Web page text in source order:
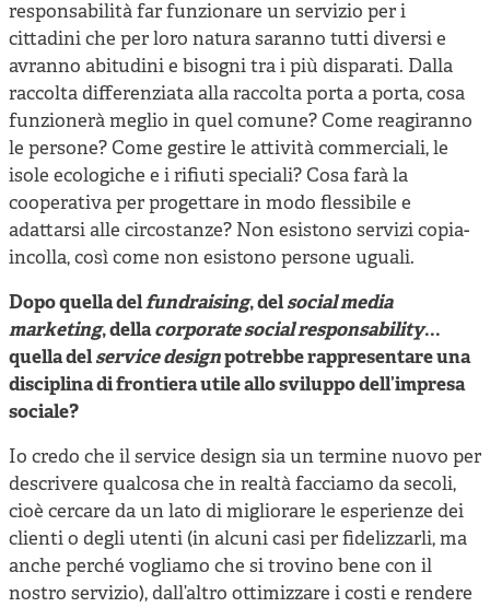
responsabilità far funzionare un servizio per i
cittadini che per loro natura saranno tutti diversi e
avranno abitudini e bisogni tra i più disparati. Dalla
raccolta differenziata alla raccolta porta a porta, cosa
funzionerà meglio in quel comune? Come reagiranno
le persone? Come gestire le attività commerciali, le
isole ecologiche e i rifiuti speciali? Cosa farà la
cooperativa per progettare in modo flessibile e
adattarsi alle circostanze? Non esistono servizi copia-
incolla, così come non esistono persone uguali.
Dopo quella delfundraising, delsocial media
marketing, dellacorporate social responsability...
quella delservice designpotrebbe rappresentare una
disciplina di frontiera utile allo sviluppo dell’impresa
sociale?
Io credo che il service design sia un termine nuovo per
descrivere qualcosa che in realtà facciamo da secoli,
cioè cercare da un lato di migliorare le esperienze dei
clienti o degli utenti (in alcuni casi per fidelizzarli, ma
anche perché vogliamo che si trovino bene con il
nostro servizio), dall’altro ottimizzare i costi e rendere